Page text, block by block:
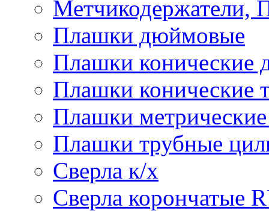
Метчикодержатели,
Плашки дюймовые
Плашки
Плашки конические
Плашки
Плашки трубные
Сверла к/х
Сверла корончатые